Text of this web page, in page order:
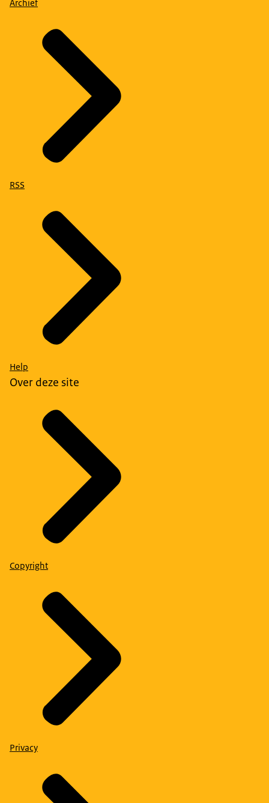
Archief
RSS
Help
Over deze site
Copyright
Privacy